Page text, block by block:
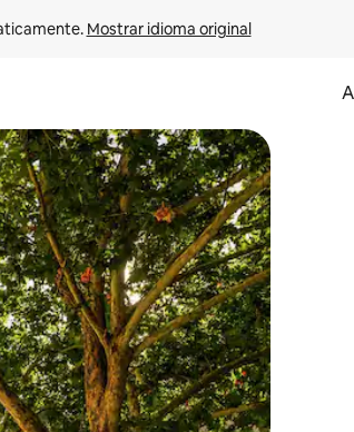
Mostrar idioma original